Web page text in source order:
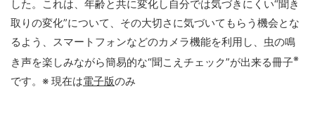
した。これは、年齢と共に変化し自分では気づきにくい“聞き
取りの変化”について、その⼤切さに気づいてもらう機会とな
るよう、スマートフォンなどのカメラ機能を利用し、虫の鳴
き声を楽しみながら簡易的な“聞こえチェック”が出来る冊子※
です。※ 現在は電子版のみ